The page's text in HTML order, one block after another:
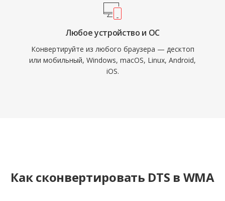
Любое устройство и ОС
Конвертируйте из любого браузера — десктоп
или мобильный, Windows, macOS, Linux, Android,
iOS.
Как сконвертировать DTS в WMA